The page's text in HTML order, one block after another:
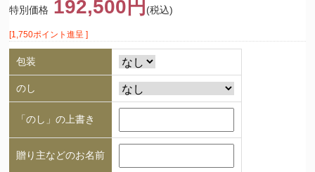
特別価格 192,500円 (税込)
[1,750ポイント進呈 ]
包装
のし
「のし」の上書き
贈り主などのお名前